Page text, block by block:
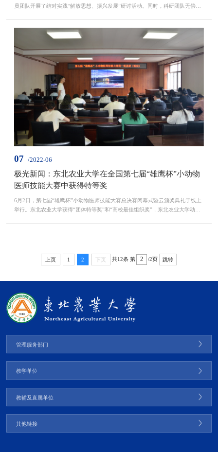
员团队开展了结对实践“解放思想、振兴发展”研讨活动。同时，科研团队无偿捐
07 /2022-06
极光新闻：东北农业大学在全国第七届“雄鹰杯”小动物
医师技能大赛中获得特等奖
6月2日，第七届“雄鹰杯”小动物医师技能大赛总决赛闭幕式暨云颁奖典礼于线上
举行。东北农业大学获得“团体特等奖”和“高校最佳组织奖”，东北农业大学动物
上页 1 2 下页 共12条 第 /2页 跳转
管理服务部门
教学单位
教辅及直属单位
其他链接